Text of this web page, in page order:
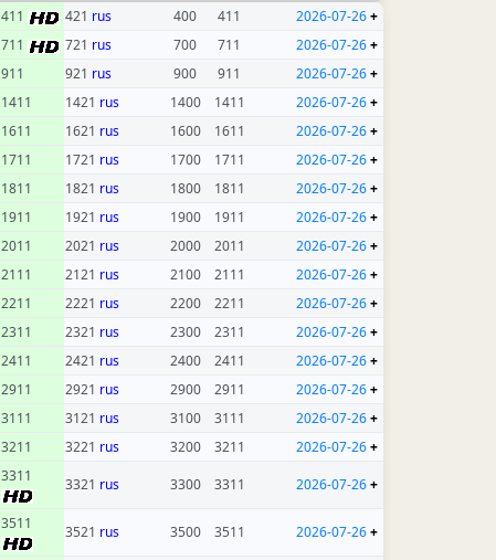
411 421 rus 400 411 2026-07-26+
711 721 rus 700 711 2026-07-26+
911 921 rus 900 911 2026-07-26+
1411 1421 rus 1400 1411 2026-07-26+
1611 1621 rus 1600 1611 2026-07-26+
1711 1721 rus 1700 1711 2026-07-26+
1811 1821 rus 1800 1811 2026-07-26+
1911 1921 rus 1900 1911 2026-07-26+
2011 2021 rus 2000 2011 2026-07-26+
2111 2121 rus 2100 2111 2026-07-26+
2211 2221 rus 2200 2211 2026-07-26+
2311 2321 rus 2300 2311 2026-07-26+
2411 2421 rus 2400 2411 2026-07-26+
2911 2921 rus 2900 2911 2026-07-26+
3111 3121 rus 3100 3111 2026-07-26+
3211 3221 rus 3200 3211 2026-07-26+
3311 3321 rus 3300 3311 2026-07-26+
3511 3521 rus 3500 3511 2026-07-26+